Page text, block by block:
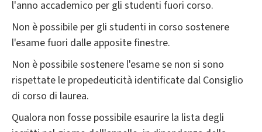
l'anno accademico per gli studenti fuori corso.
Non è possibile per gli studenti in corso sostenere
l'esame fuori dalle apposite finestre.
Non è possibile sostenere l'esame se non si sono
rispettate le propedeuticità identificate dal Consiglio
di corso di laurea.
Qualora non fosse possibile esaurire la lista degli